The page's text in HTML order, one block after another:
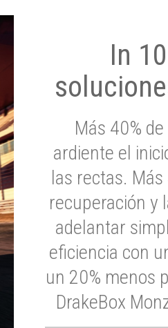
In
Más 40%
ardiente el
las rectas.
recuperación y
adelantar
eficiencia con
un 20% menos
DrakeBox